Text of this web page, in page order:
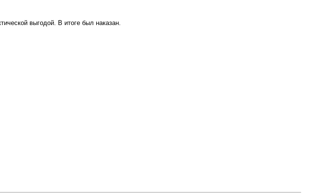
выгодой. В итоге был наказан.